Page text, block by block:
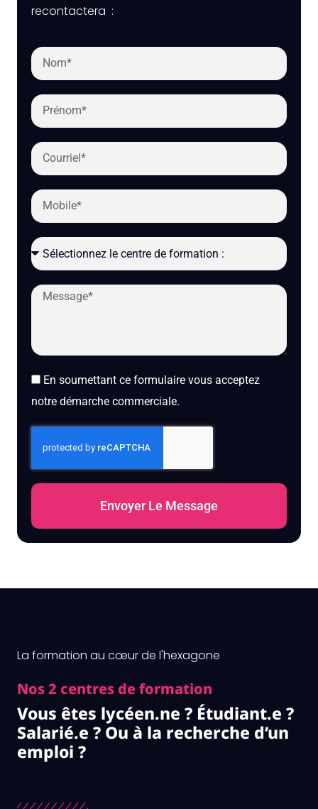
recontactera :
En soumettant ce formulaire vous acceptez
notre démarche commerciale.
Envoyer Le Message
La formation au cœur de l'hexagone
Nos 2 centres de formation
Vous êtes lycéen.ne ? Étudiant.e ?
Salarié.e ? Ou à la recherche d’un
emploi ?